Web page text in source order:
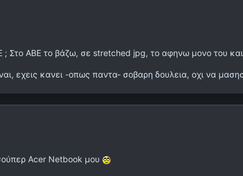
; Στο ABE το βάζω, σε stretched jpg, το αφηνω μονο του
εχεις κανει -οπως παντα- σοβαρη δουλεια, οχι να
Acer Netbook μου